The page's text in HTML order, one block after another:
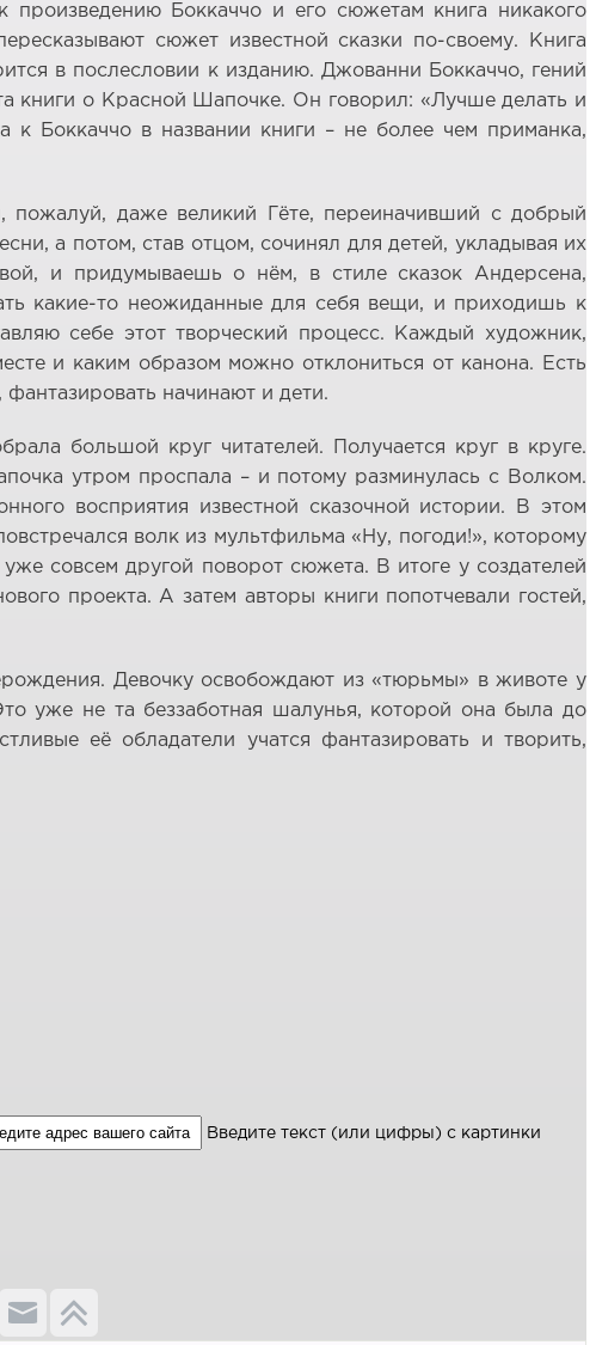
Боккаччо и его сюжетам книга никакого
сюжет известной сказки по-своему. Книга
в послесловии к изданию. Джованни Боккаччо, гений
книги о Красной Шапочке. Он говорил: «Лучше делать и
к Боккаччо в названии книги – не более чем приманка,
даже великий Гёте, переиначивший с добрый
а потом, став отцом, сочинял для детей, укладывая их
и придумываешь о нём, в стиле сказок Андерсена,
какие-то неожиданные для себя вещи, и приходишь к
себе этот творческий процесс. Каждый художник,
и каким образом можно отклониться от канона. Есть
начинают и дети.
большой круг читателей. Получается круг в круге.
утром проспала – и потому разминулась с Волком.
восприятия известной сказочной истории. В этом
волк из мультфильма «Ну, погоди!», которому
совсем другой поворот сюжета. В итоге у создателей
проекта. А затем авторы книги попотчевали гостей,
Девочку освобождают из «тюрьмы» в животе у
уже не та беззаботная шалунья, которой она была до
её обладатели учатся фантазировать и творить,
Введите текст (или цифры) с картинки